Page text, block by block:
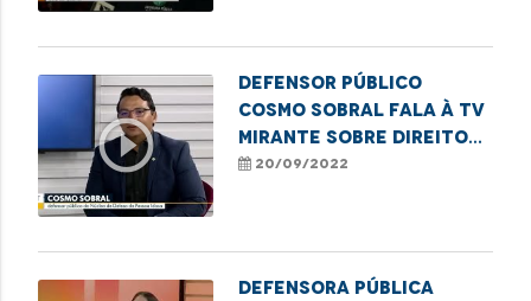
play_circle_outline
Defensor público
Cosmo Sobral fala à TV
Mirante sobre direitos
dos idosos
20/09/2022
Defensora pública